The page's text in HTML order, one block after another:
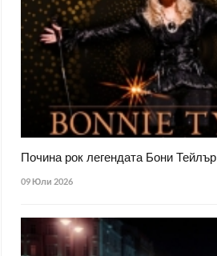
Почина рок легендата Бони Тейлър
09 Юли 2026